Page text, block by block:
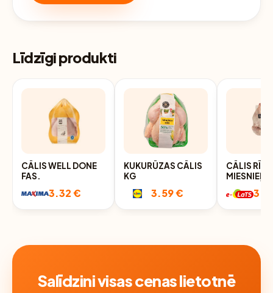
Līdzīgi produkti
CĀLIS WELL DONE
FAS.
3.32 €
KUKURŪZAS CĀLIS
KG
3.59 €
CĀLIS
MIESNIEKS
FAS.SVER.
Salīdzini visas cenas lietotnē